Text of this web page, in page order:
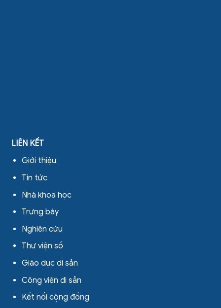
LIÊN KẾT
Giới thiệu
Tin tức
Nhà khoa học
Trưng bày
Nghiên cứu
Thư viện số
Giáo dục di sản
Công viên di sản
Kết nối cộng đồng